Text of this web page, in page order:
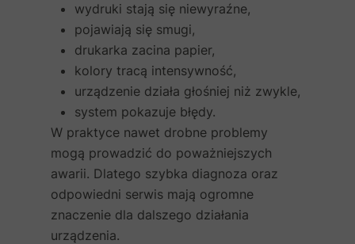
wydruki stają się niewyraźne,
pojawiają się smugi,
drukarka zacina papier,
kolory tracą intensywność,
urządzenie działa głośniej niż zwykle,
system pokazuje błędy.
W praktyce nawet drobne problemy
mogą prowadzić do poważniejszych
awarii. Dlatego szybka diagnoza oraz
odpowiedni serwis mają ogromne
znaczenie dla dalszego działania
urządzenia.